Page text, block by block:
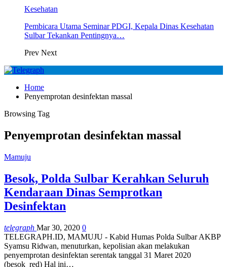
Kesehatan
Pembicara Utama Seminar PDGI, Kepala Dinas Kesehatan
Sulbar Tekankan Pentingnya…
Prev Next
Home
Penyemprotan desinfektan massal
Browsing Tag
Penyemprotan desinfektan massal
Mamuju
Besok, Polda Sulbar Kerahkan Seluruh
Kendaraan Dinas Semprotkan
Desinfektan
telegraph Mar 30, 2020 0
TELEGRAPH.ID, MAMUJU - Kabid Humas Polda Sulbar AKBP
Syamsu Ridwan, menuturkan, kepolisian akan melakukan
penyemprotan desinfektan serentak tanggal 31 Maret 2020
(besok_red) Hal ini…